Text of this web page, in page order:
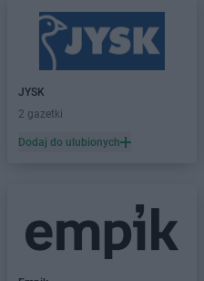
Brzesko
Brzeziny
Brzozów
Buczkowice
LIDL Budzistowo
LIDL Buk
LIDL Busko-Zdrój
LIDL Chełm
JYSK
2 gazetki
Dodaj do ulubionych